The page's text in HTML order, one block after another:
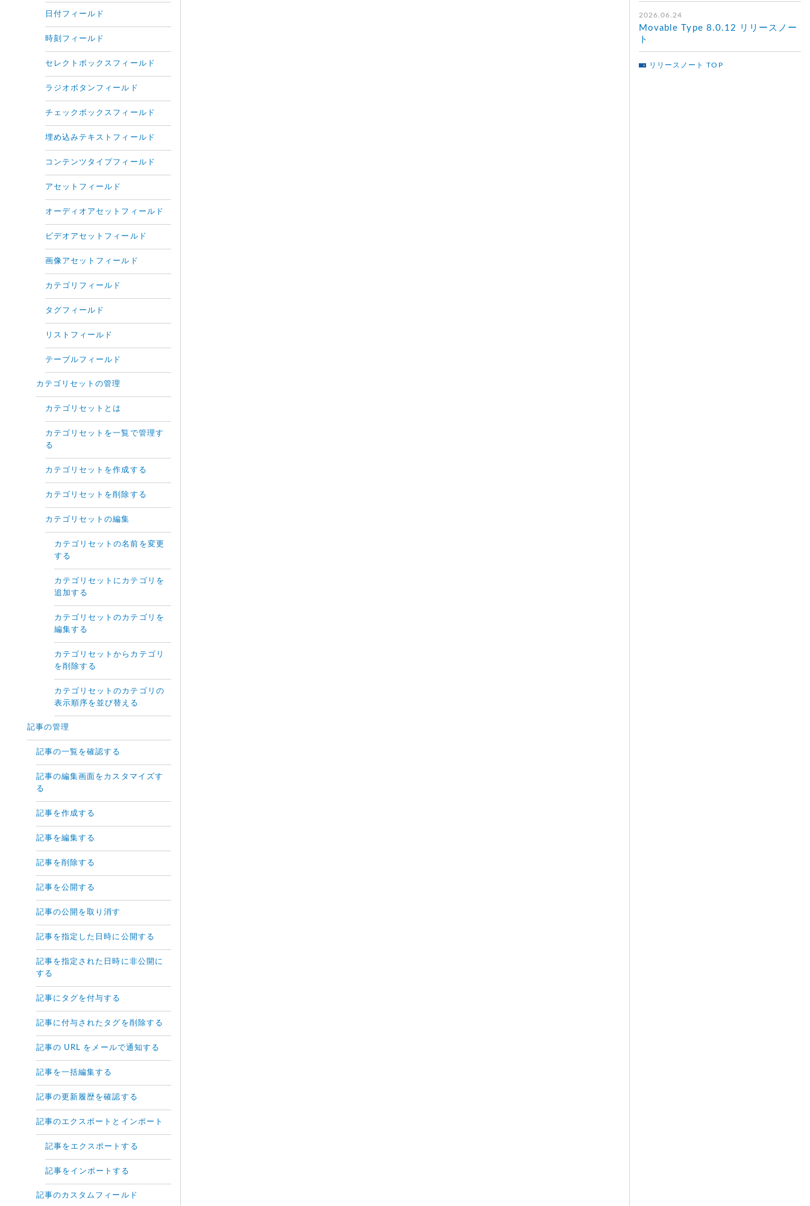
日付フィールド
時刻フィールド
セレクトボックスフィールド
ラジオボタンフィールド
チェックボックスフィールド
埋め込みテキストフィールド
コンテンツタイプフィールド
アセットフィールド
オーディオアセットフィールド
ビデオアセットフィールド
画像アセットフィールド
カテゴリフィールド
タグフィールド
リストフィールド
テーブルフィールド
カテゴリセットの管理
カテゴリセットとは
カテゴリセットを一覧で管理す
る
カテゴリセットを作成する
カテゴリセットを削除する
カテゴリセットの編集
カテゴリセットの名前を変更
する
カテゴリセットにカテゴリを
追加する
カテゴリセットのカテゴリを
編集する
カテゴリセットからカテゴリ
を削除する
カテゴリセットのカテゴリの
表示順序を並び替える
記事の管理
記事の一覧を確認する
記事の編集画面をカスタマイズす
る
記事を作成する
記事を編集する
記事を削除する
記事を公開する
記事の公開を取り消す
記事を指定した日時に公開する
記事を指定された日時に非公開に
する
記事にタグを付与する
記事に付与されたタグを削除する
記事の URL をメールで通知する
記事を一括編集する
記事の更新履歴を確認する
記事のエクスポートとインポート
記事をエクスポートする
記事をインポートする
記事のカスタムフィールド
2026.06.24
Movable Type 8.0.12 リリースノー
ト
リリースノート TOP